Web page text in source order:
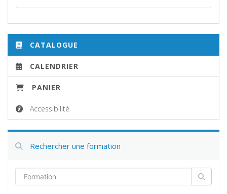
CATALOGUE
CALENDRIER
PANIER
Accessibilité
Rechercher une formation